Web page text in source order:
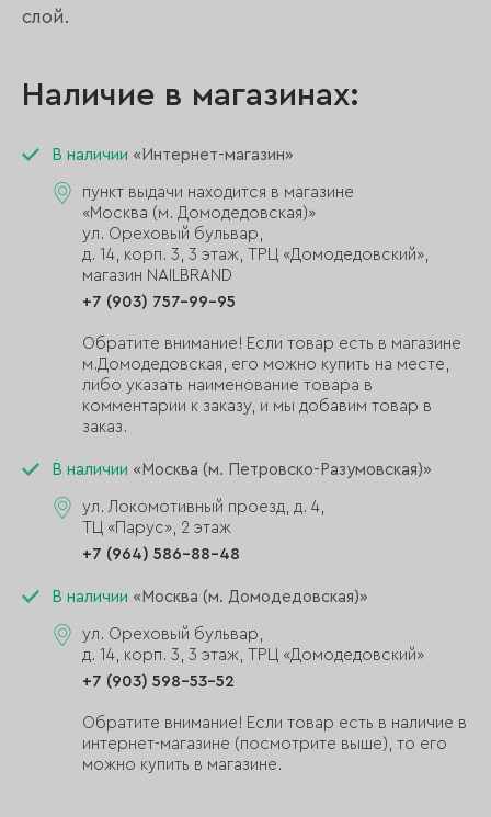
слой.
Наличие в магазинах:
В наличии «Интернет-магазин»
пункт выдачи находится в магазине
«Москва (м. Домодедовская)»
ул. Ореховый бульвар,
д. 14, корп. 3, 3 этаж, ТРЦ «Домодедовский»,
магазин NAILBRAND
+7 (903) 757-99-95
Обратите внимание! Если товар есть в магазине
м.Домодедовская, его можно купить на месте,
либо указать наименование товара в
комментарии к заказу, и мы добавим товар в
заказ.
В наличии «Москва (м. Петровско-Разумовская)»
ул. Локомотивный проезд, д. 4,
ТЦ «Парус», 2 этаж
+7 (964) 586-88-48
В наличии «Москва (м. Домодедовская)»
ул. Ореховый бульвар,
д. 14, корп. 3, 3 этаж, ТРЦ «Домодедовский»
+7 (903) 598-53-52
Обратите внимание! Если товар есть в наличие в
интернет-магазине (посмотрите выше), то его
можно купить в магазине.